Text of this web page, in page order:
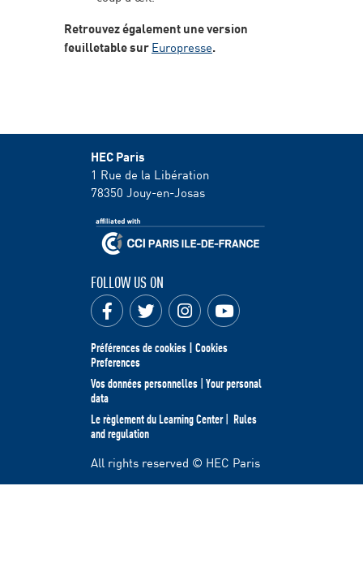
Retrouvez également une version
feuilletable surEuropresse.
HEC Paris
1 Rue de la Libération
78350 Jouy-en-Josas
FOLLOW US ON
Préférences de cookies | Cookies
Preferences
Vos données personnelles | Your personal
data
Le règlement du Learning Center| Rules
and regulation
All rights reserved © HEC Paris